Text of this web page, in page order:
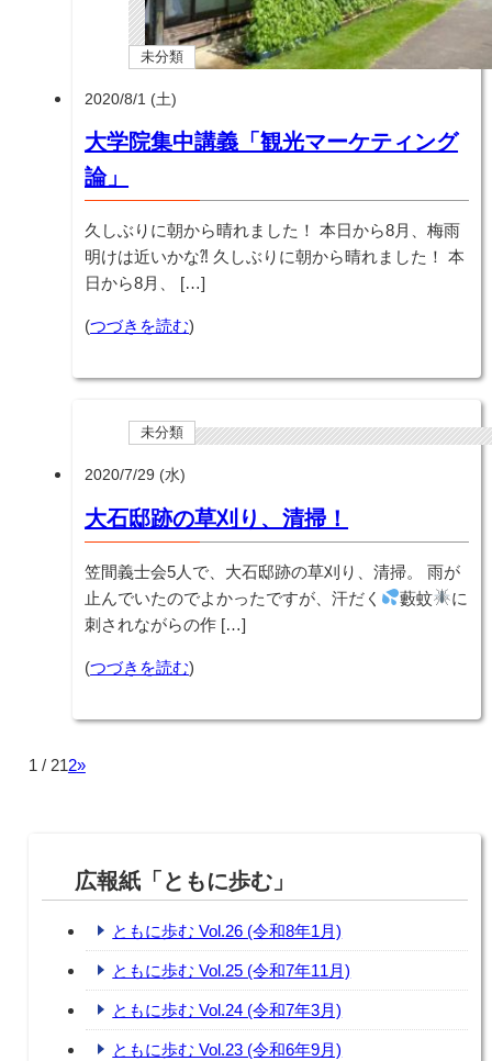
未分類
2020/8/1 (土)
大学院集中講義「観光マーケティング
論」
久しぶりに朝から晴れました！ 本日から8月、梅雨
明けは近いかな⁈ 久しぶりに朝から晴れました！ 本
日から8月、 […]
(つづきを読む)
未分類
2020/7/29 (水)
大石邸跡の草刈り、清掃！
笠間義士会5人で、大石邸跡の草刈り、清掃。 雨が
止んでいたのでよかったですが、汗だく
藪蚊
に
刺されながらの作 […]
(つづきを読む)
1 / 212»
広報紙「ともに歩む」
ともに歩む Vol.26 (令和8年1月)
ともに歩む Vol.25 (令和7年11月)
ともに歩む Vol.24 (令和7年3月)
ともに歩む Vol.23 (令和6年9月)